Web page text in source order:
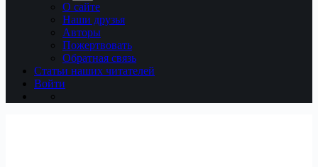
О сайте
Наши друзья
Авторы
Пожертвовать
Обратная связь
Статьи наших читателей
Войти